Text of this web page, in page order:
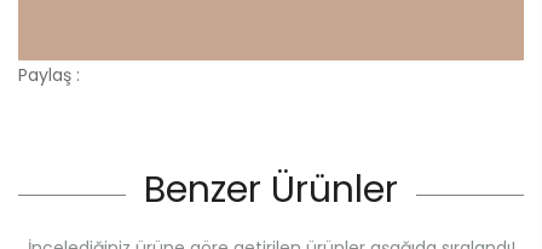
Paylaş :
Benzer Ürünler